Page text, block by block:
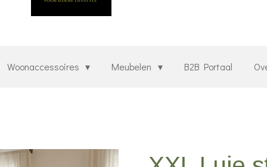
Woonaccessoires Meubelen B2B Portaal